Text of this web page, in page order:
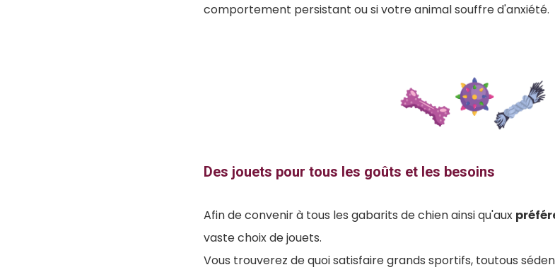
comportement persistant ou si votre animal souffre d'anxiété.
Des jouets pour tous les goûts et les besoins
Afin de convenir à tous les gabarits de chien ainsi qu'aux
vaste choix de jouets.
Vous trouverez de quoi satisfaire grands sportifs, toutous